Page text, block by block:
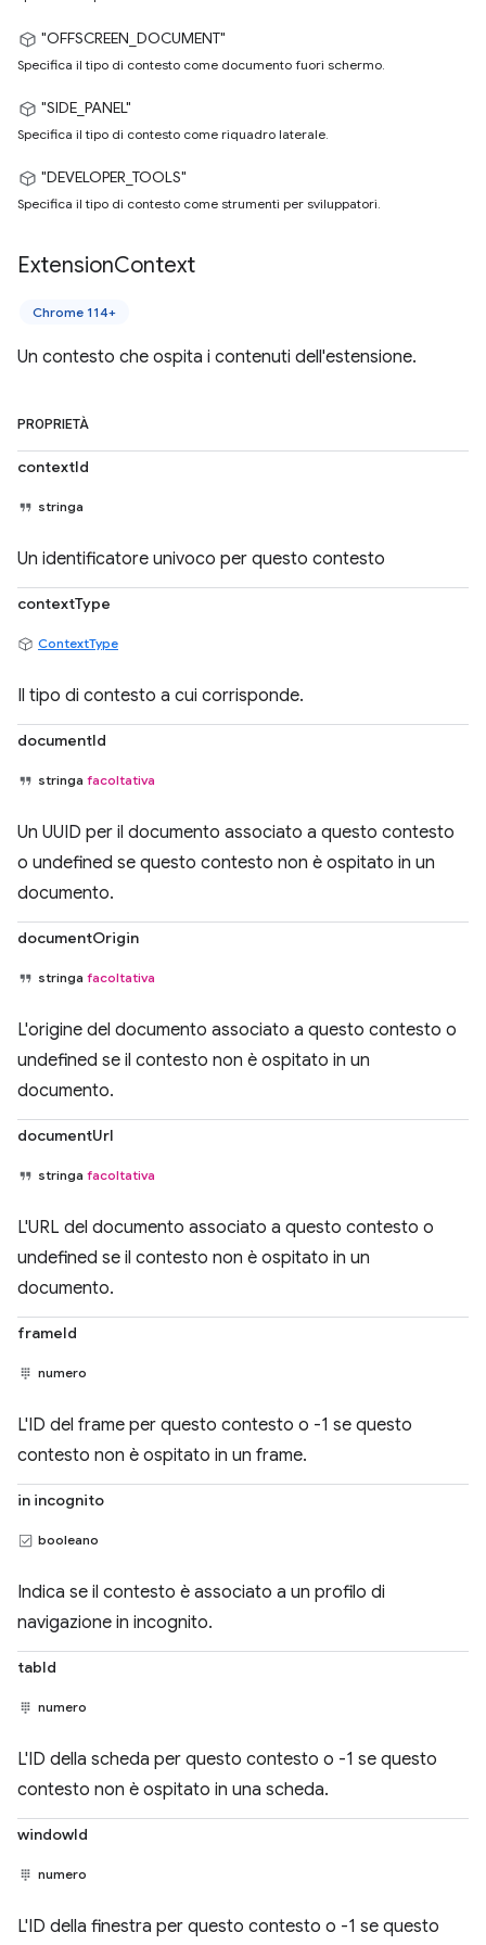
"OFFSCREEN_DOCUMENT"
Specifica il tipo di contesto come documento fuori schermo.
"SIDE_PANEL"
Specifica il tipo di contesto come riquadro laterale.
"DEVELOPER_TOOLS"
Specifica il tipo di contesto come strumenti per sviluppatori.
ExtensionContext
Chrome 114+
Un contesto che ospita i contenuti dell'estensione.
PROPRIETÀ
contextId
stringa
Un identificatore univoco per questo contesto
contextType
ContextType
Il tipo di contesto a cui corrisponde.
documentId
stringa facoltativa
Un UUID per il documento associato a questo contesto
o undefined se questo contesto non è ospitato in un
documento.
documentOrigin
stringa facoltativa
L'origine del documento associato a questo contesto o
undefined se il contesto non è ospitato in un
documento.
documentUrl
stringa facoltativa
L'URL del documento associato a questo contesto o
undefined se il contesto non è ospitato in un
documento.
frameId
numero
L'ID del frame per questo contesto o -1 se questo
contesto non è ospitato in un frame.
in incognito
booleano
Indica se il contesto è associato a un profilo di
navigazione in incognito.
tabId
numero
L'ID della scheda per questo contesto o -1 se questo
contesto non è ospitato in una scheda.
windowId
numero
L'ID della finestra per questo contesto o -1 se questo